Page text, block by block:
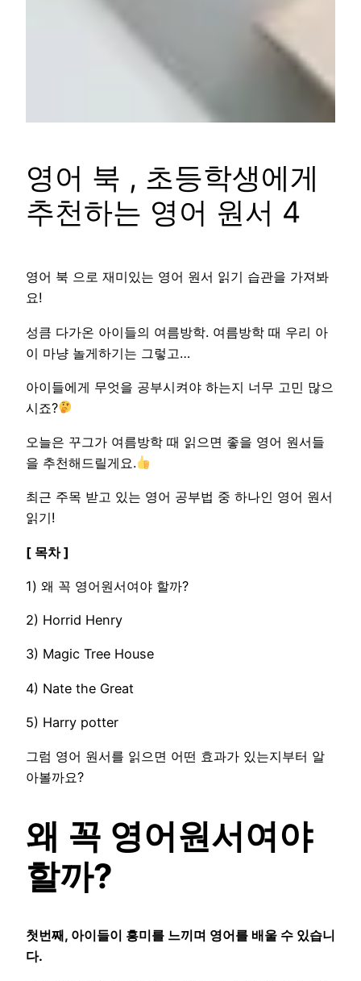
영어 북 , 초등학생에게
추천하는 영어 원서 4
영어 북 으로 재미있는 영어 원서 읽기 습관을 가져봐
요!
성큼 다가온 아이들의 여름방학. 여름방학 때 우리 아
이 마냥 놀게하기는 그렇고…
아이들에게 무엇을 공부시켜야 하는지 너무 고민 많으
시죠?
오늘은 꾸그가 여름방학 때 읽으면 좋을 영어 원서들
을 추천해드릴게요.
최근 주목 받고 있는 영어 공부법 중 하나인 영어 원서
읽기!
[ 목차 ]
1) 왜 꼭 영어원서여야 할까?
2) Horrid Henry
3) Magic Tree House
4) Nate the Great
5) Harry potter
그럼 영어 원서를 읽으면 어떤 효과가 있는지부터 알
아볼까요?
왜 꼭 영어원서여야
할까?
첫번째, 아이들이 흥미를 느끼며 영어를 배울 수 있습니
다.